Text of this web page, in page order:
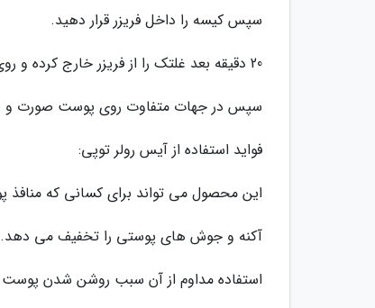
سپس کیسه را داخل فریزر قرار دهید.
20 دقیقه بعد غلتک را از فریزر خارج کرده و روی دسته آیس رولر نصب نمایید.
سپس در جهات متفاوت روی پوست صورت و
فواید استفاده از آیس رولر توپی:
این محصول می تواند برای کسانی که منافذ
آکنه و جوش های پوستی را تخفیف می دهد.
استفاده مداوم از آن سبب روشن شدن